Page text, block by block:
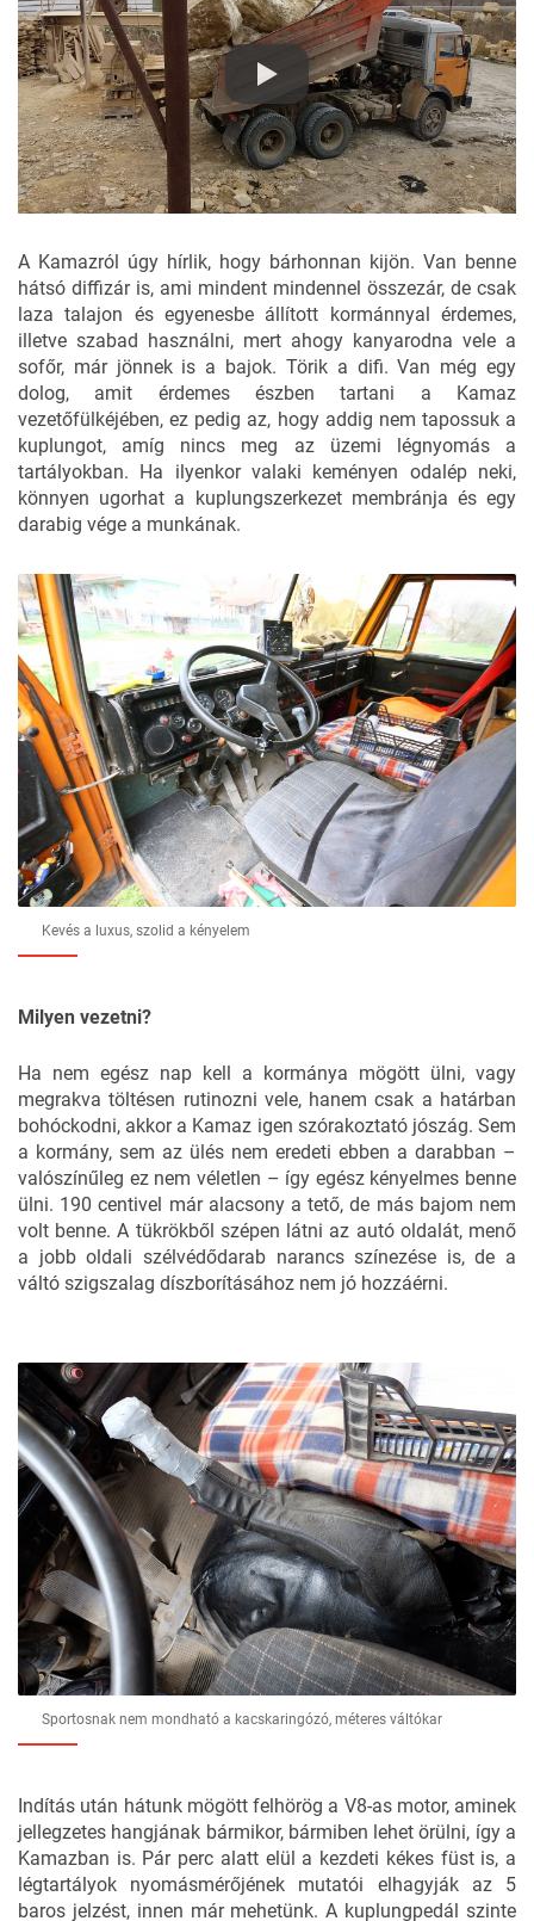
A Kamazról úgy hírlik, hogy bárhonnan kijön. Van benne
hátsó diffizár is, ami mindent mindennel összezár, de csak
laza talajon és egyenesbe állított kormánnyal érdemes,
illetve szabad használni, mert ahogy kanyarodna vele a
sofőr, már jönnek is a bajok. Törik a difi. Van még egy
dolog, amit érdemes észben tartani a Kamaz
vezetőfülkéjében, ez pedig az, hogy addig nem tapossuk a
kuplungot, amíg nincs meg az üzemi légnyomás a
tartályokban. Ha ilyenkor valaki keményen odalép neki,
könnyen ugorhat a kuplungszerkezet membránja és egy
darabig vége a munkának.
Kevés a luxus, szolid a kényelem
Milyen vezetni?
Ha nem egész nap kell a kormánya mögött ülni, vagy
megrakva töltésen rutinozni vele, hanem csak a határban
bohóckodni, akkor a Kamaz igen szórakoztató jószág. Sem
a kormány, sem az ülés nem eredeti ebben a darabban –
valószínűleg ez nem véletlen – így egész kényelmes benne
ülni. 190 centivel már alacsony a tető, de más bajom nem
volt benne. A tükrökből szépen látni az autó oldalát, menő
a jobb oldali szélvédődarab narancs színezése is, de a
váltó szigszalag díszborításához nem jó hozzáérni.
Sportosnak nem mondható a kacskaringózó, méteres váltókar
Indítás után hátunk mögött felhörög a V8-as motor, aminek
jellegzetes hangjának bármikor, bármiben lehet örülni, így a
Kamazban is. Pár perc alatt elül a kezdeti kékes füst is, a
légtartályok nyomásmérőjének mutatói elhagyják az 5
baros jelzést, innen már mehetünk. A kuplungpedál szinte